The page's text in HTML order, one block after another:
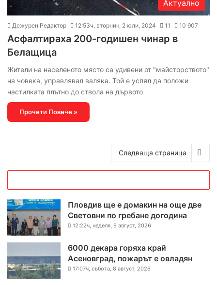
Актуално
Дежурен Редактор 12:53ч, вторник, 2 юли, 2024 11 10 907
Асфалтираха 200-годишен чинар в
Белащица
Жители на населеното място са удивени от "майсторството"
на човека, управлявал валяка. Той е успял да положи
настилката плътно до ствола на дървото
Прочети Повече »
Следваща страница
Пловдив ще е домакин на още две
Световни по гребане догодина
12:22ч, неделя, 9 август, 2026
6000 декара горяха край
Асеновград, пожарът е овладян
17:07ч, събота, 8 август, 2026